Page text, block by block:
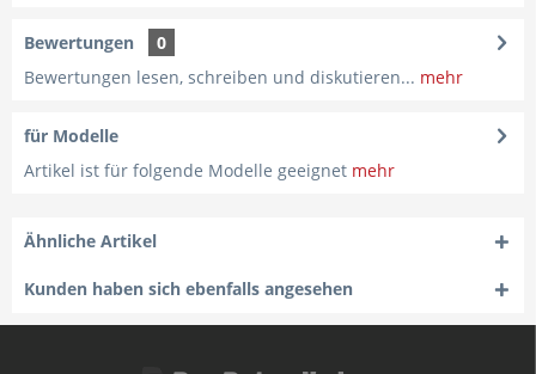
Bewertungen
0
Bewertungen lesen, schreiben und diskutieren... mehr
für Modelle
Artikel ist für folgende Modelle geeignet mehr
Ähnliche Artikel
Kunden haben sich ebenfalls angesehen